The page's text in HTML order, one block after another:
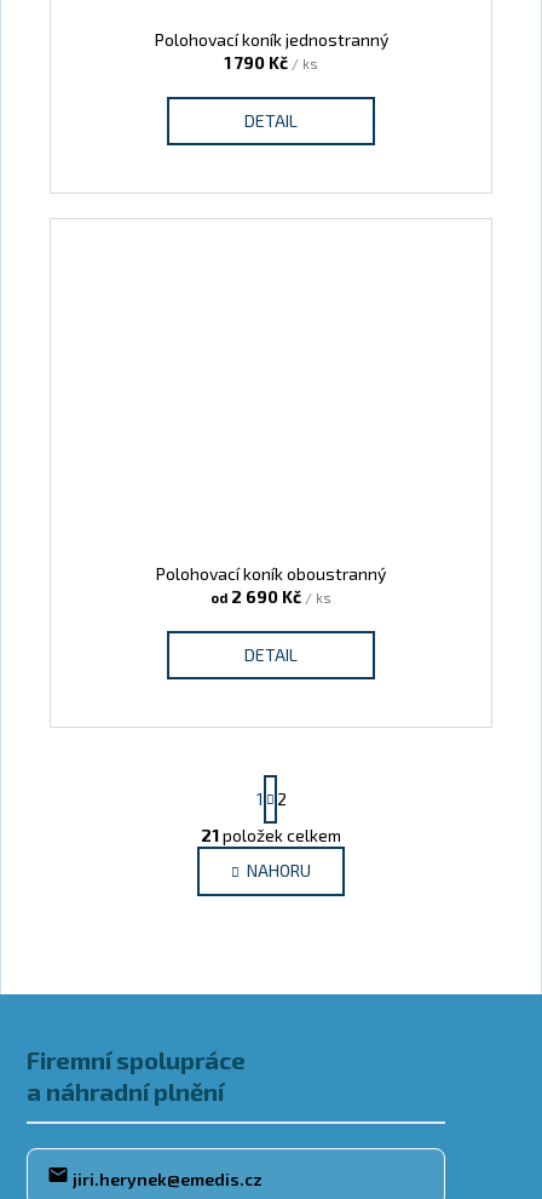
Polohovací koník jednostranný
1 790 Kč / ks
DETAIL
Polohovací koník oboustranný
od 2 690 Kč / ks
DETAIL
Ovládací prvky výpisu
Stránkování
1
2
21položek celkem
NAHORU
Firemní spolupráce
a náhradní plnění
jiri.herynek@emedis.cz